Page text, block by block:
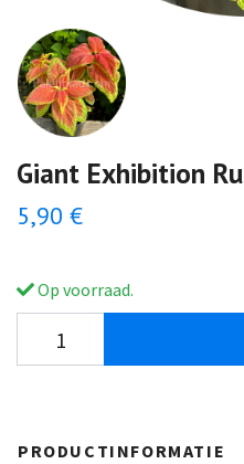
Giant Exhibition
5,90 €
Op voorraad.
PRODUCTINFORMATIE